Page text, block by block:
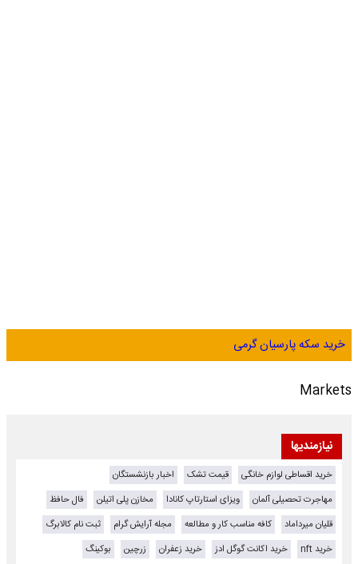
خرید سکه پارسیان گرمی
Markets
نیازمندیها
خرید اقساطی لوازم خانگی قیمت تشک
اخبار بازنشستگان
مهاجرت تحصیلی آلمان
ویزای استارتاپ کانادا مخازن پلی اتیلن
فال حافظ
قلیان میرداماد
کافه مناسب کار و مطالعه مجله آرایش گرام
ثبت نام کالابرگ
خرید nft
خرید اکانت گوگل ادز خرید زعفران زرچین
بوکینگ